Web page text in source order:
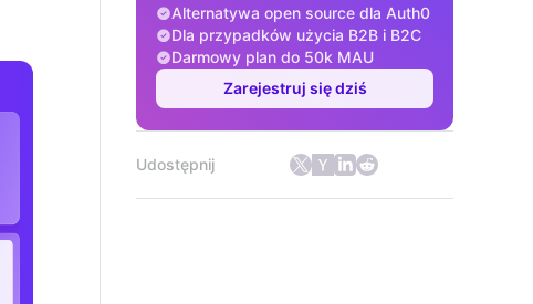
Alternatywa open source dla Auth0
Dla przypadków użycia B2B i B2C
Darmowy plan do 50k MAU
Zarejestruj się dziś
Udostępnij